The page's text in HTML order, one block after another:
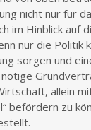
nicht nur für
im Hinblick auf
nur die Politik
sorgen und
allein
befördern zu